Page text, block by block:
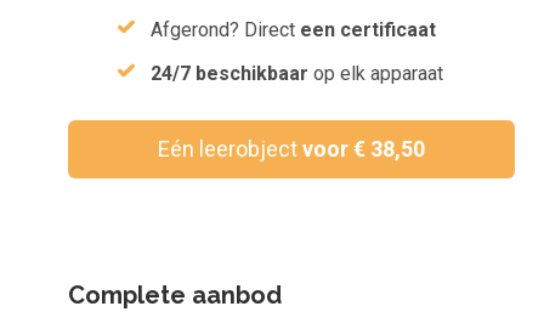
Afgerond? Direct een certificaat
24/7 beschikbaar op elk apparaat
Eén leerobjectvoor € 38,50
Complete aanbod